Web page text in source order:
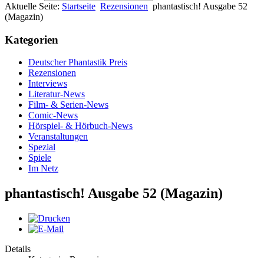
Aktuelle Seite: Startseite Rezensionen phantastisch! Ausgabe 52
(Magazin)
Kategorien
Deutscher Phantastik Preis
Rezensionen
Interviews
Literatur-News
Film- & Serien-News
Comic-News
Hörspiel- & Hörbuch-News
Veranstaltungen
Spezial
Spiele
Im Netz
phantastisch! Ausgabe 52 (Magazin)
Details